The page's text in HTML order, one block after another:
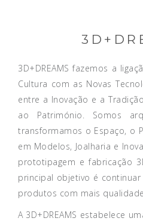
3D+DREAMS fazemos a
Cultura com as Novas
entre a Inovação e a
ao Património. Somos
transformamos o Espaço, o
em Modelos, Joalharia e
prototipagem e fabricação
principal objetivo é
produtos com mais
A 3D+DREAMS estabelece